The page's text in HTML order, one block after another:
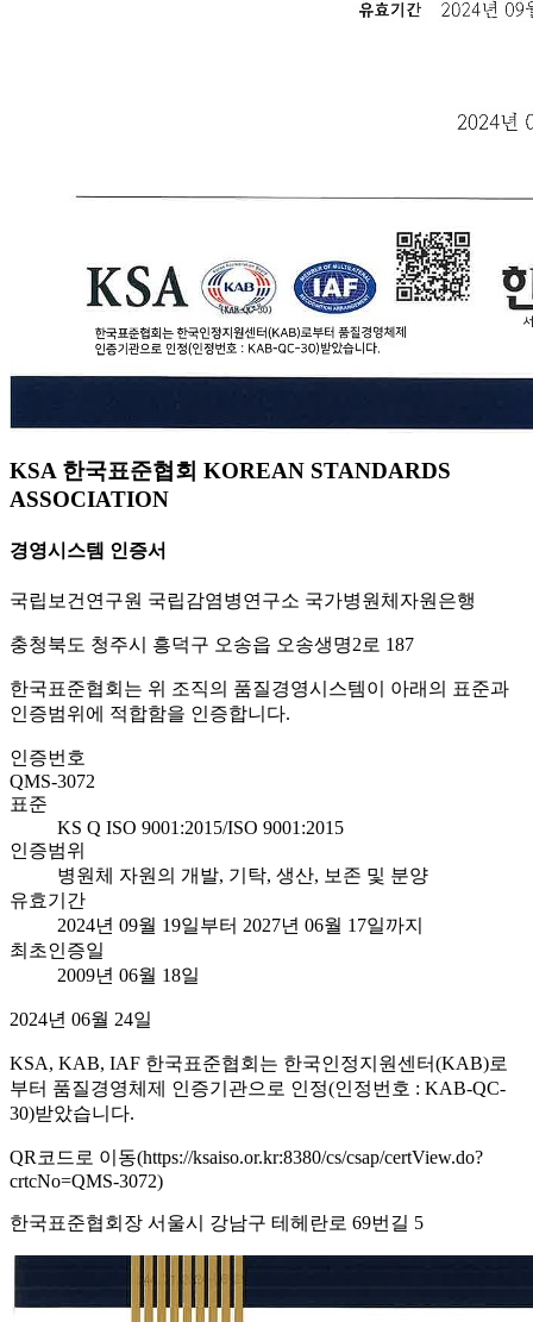
KSA 한국표준협회 KOREAN STANDARDS
ASSOCIATION
경영시스템 인증서
국립보건연구원 국립감염병연구소 국가병원체자원은행
충청북도 청주시 흥덕구 오송읍 오송생명2로 187
한국표준협회는 위 조직의 품질경영시스템이 아래의 표준과
인증범위에 적합함을 인증합니다.
인증번호
QMS-3072
표준
KS Q ISO 9001:2015/ISO 9001:2015
인증범위
병원체 자원의 개발, 기탁, 생산, 보존 및 분양
유효기간
2024년 09월 19일부터 2027년 06월 17일까지
최초인증일
2009년 06월 18일
2024년 06월 24일
KSA, KAB, IAF 한국표준협회는 한국인정지원센터(KAB)로
부터 품질경영체제 인증기관으로 인정(인정번호 : KAB-QC-
30)받았습니다.
QR코드로 이동(https://ksaiso.or.kr:8380/cs/csap/certView.do?
crtcNo=QMS-3072)
한국표준협회장 서울시 강남구 테헤란로 69번길 5